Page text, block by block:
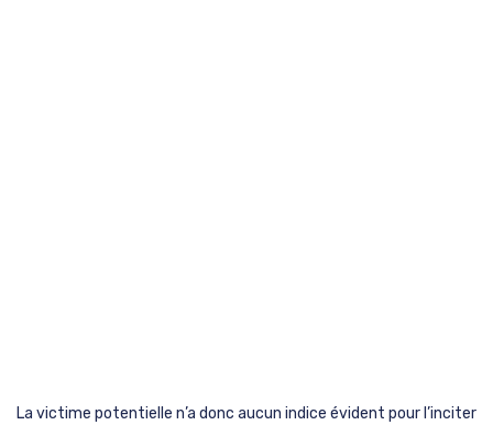
La victime potentielle n’a donc aucun indice évident pour l’inciter